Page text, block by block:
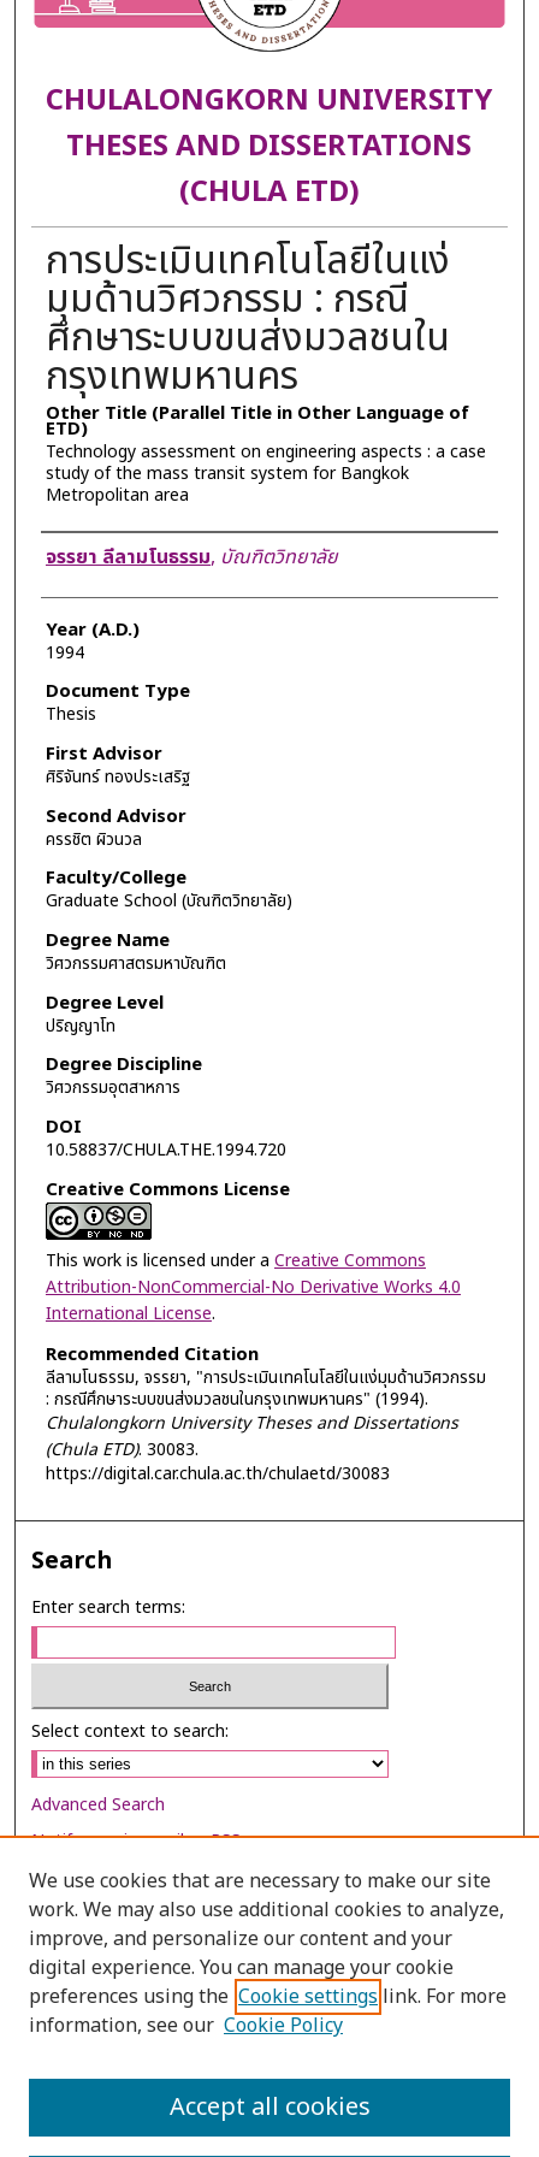
CHULALONGKORN UNIVERSITY
THESES AND DISSERTATIONS
(CHULA ETD)
การประเมินเทคโนโลยีในแง่
มุมด้านวิศวกรรม : กรณี
ศึกษาระบบขนส่งมวลชนใน
กรุงเทพมหานคร
Other Title (Parallel Title in Other Language of
ETD)
Technology assessment on engineering aspects : a case
study of the mass transit system for Bangkok
Metropolitan area
Author
จรรยา ลีลามโนธรรม, บัณฑิตวิทยาลัย
Year (A.D.)
1994
Document Type
Thesis
First Advisor
ศิริจันทร์ ทองประเสริฐ
Second Advisor
ครรชิต ผิวนวล
Faculty/College
Graduate School (บัณฑิตวิทยาลัย)
Degree Name
วิศวกรรมศาสตรมหาบัณฑิต
Degree Level
ปริญญาโท
Degree Discipline
วิศวกรรมอุตสาหการ
DOI
10.58837/CHULA.THE.1994.720
Creative Commons License
This work is licensed under a Creative Commons
Attribution-NonCommercial-No Derivative Works 4.0
International License.
Recommended Citation
ลีลามโนธรรม, จรรยา, "การประเมินเทคโนโลยีในแง่มุมด้านวิศวกรรม
: กรณีศึกษาระบบขนส่งมวลชนในกรุงเทพมหานคร" (1994).
Chulalongkorn University Theses and Dissertations
(Chula ETD). 30083.
https://digital.car.chula.ac.th/chulaetd/30083
Search
Enter search terms:
Select context to search:
Advanced Search
Notify me via email orRSS
Browse
Collections
Disciplines
Authors
We use cookies that are necessary to make our site
work. We may also use additional cookies to analyze,
improve, and personalize our content and your
digital experience. You can manage your cookie
preferences using the Cookie settings link. For more
information, see our Cookie Policy
Accept all cookies